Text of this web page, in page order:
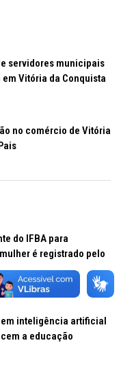
servidores municipais
Vitória da Conquista
no comércio de Vitória
do IFBA para
é registrado pelo
inteligência artificial
a educação